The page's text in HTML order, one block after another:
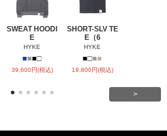
SWEAT HOODI
E
HYKE
■■■□
39,600円(税込)
SHORT-SLV TE
E（6
HYKE
■□■■
19,800円(税込)
>